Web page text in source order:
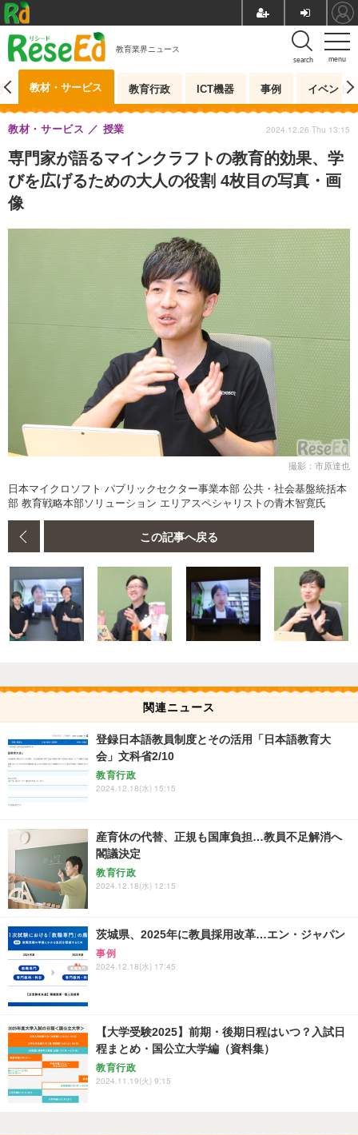
menu
search
教育業界ニュース
教材・サービス 教育行政 ICT機器 事例 イベント
専門家が語るマインクラフトの教育的効果、学
びを広げるための大人の役割 4枚目の写真・画
像
教材・サービス 授業 2024.12.26 Thu 13:15
撮影：市原達也
日本マイクロソフト パブリックセクター事業本部 公共・社会基盤統括本
部 教育戦略本部ソリューション エリアスペシャリストの青木智寛氏
この記事へ戻る
関連ニュース
登録日本語教員制度とその活用「日本語教育大
会」文科省2/10
教育行政
2024.12.18(水) 15:15
産育休の代替、正規も国庫負担…教員不足解消へ
閣議決定
教育行政
2024.12.18(水) 12:15
茨城県、2025年に教員採用改革…エン・ジャパン
事例
2024.12.18(水) 17:45
【大学受験2025】前期・後期日程はいつ？入試日
程まとめ・国公立大学編（資料集）
教育行政
2024.11.19(火) 9:15